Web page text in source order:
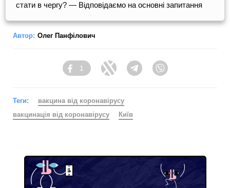
стати в чергу? — Відповідаємо на основні запитання
Автор: Олег Панфілович
Facebook
1
Twitter Telegram
Теги:
вакцина від коронавірусу
вакцинація від коронавірусу
Київ